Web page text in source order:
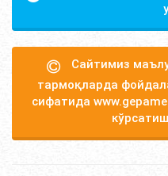
Сайтимиз
тармоқларда
сифатида